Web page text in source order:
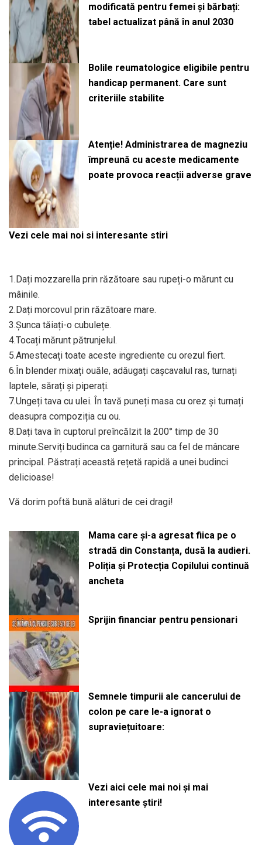
modificată pentru femei și bărbați:
tabel actualizat până în anul 2030
Bolile reumatologice eligibile pentru
handicap permanent. Care sunt
criteriile stabilite
Atenție! Administrarea de magneziu
împreună cu aceste medicamente
poate provoca reacții adverse grave
Vezi cele mai noi si interesante stiri
1.Dați mozzarella prin răzătoare sau rupeți-o mărunt cu
mâinile.
2.Dați morcovul prin răzătoare mare.
3.Șunca tăiați-o cubulețe.
4.Tocați mărunt pătrunjelul.
5.Amestecați toate aceste ingrediente cu orezul fiert.
6.În blender mixați ouăle, adăugați cașcavalul ras, turnați
laptele, sărați și piperați.
7.Ungeți tava cu ulei. În tavă puneți masa cu orez și turnați
deasupra compoziția cu ou.
8.Dați tava în cuptorul preîncălzit la 200° timp de 30
minute.Serviți budinca ca garnitură sau ca fel de mâncare
principal. Păstrați această rețetă rapidă a unei budinci
delicioase!
Vă dorim poftă bună alături de cei dragi!
Mama care și-a agresat fiica pe o
stradă din Constanța, dusă la audieri.
Poliția și Protecția Copilului continuă
ancheta
Sprijin financiar pentru pensionari
Semnele timpurii ale cancerului de
colon pe care le-a ignorat o
supraviețuitoare:
Vezi aici cele mai noi și mai
interesante știri!